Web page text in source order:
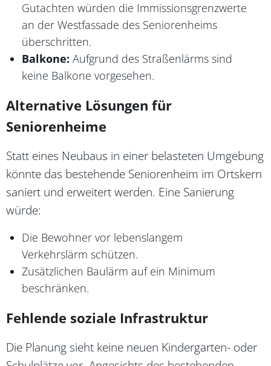
Gutachten würden die Immissionsgrenzwerte
an der Westfassade des Seniorenheims
überschritten.
Balkone: Aufgrund des Straßenlärms sind
keine Balkone vorgesehen.
Alternative Lösungen für
Seniorenheime
Statt eines Neubaus in einer belasteten Umgebung
könnte das bestehende Seniorenheim im Ortskern
saniert und erweitert werden. Eine Sanierung
würde:
Die Bewohner vor lebenslangem
Verkehrslärm schützen.
Zusätzlichen Baulärm auf ein Minimum
beschränken.
Fehlende soziale Infrastruktur
Die Planung sieht keine neuen Kindergarten- oder